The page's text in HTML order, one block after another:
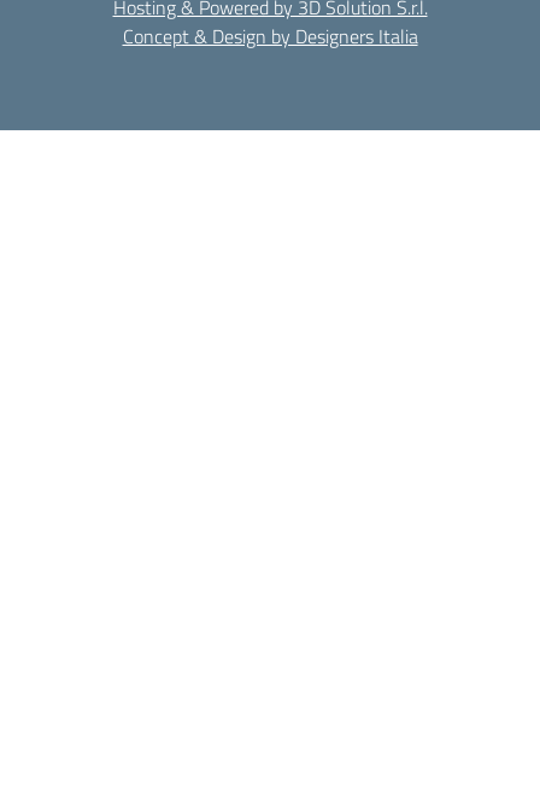
Hosting & Powered by 3D Solution S.r.l.
Concept & Design by Designers Italia